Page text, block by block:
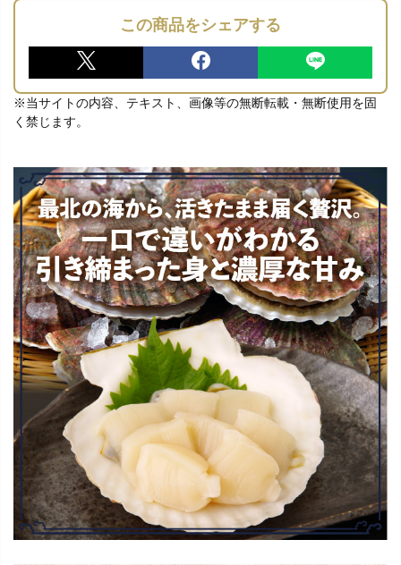
この商品をシェアする
※当サイトの内容、テキスト、画像等の無断転載・無断使用を固
く禁じます。